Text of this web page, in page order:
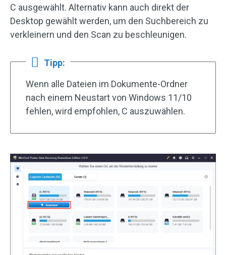
C ausgewählt. Alternativ kann auch direkt der
Desktop gewählt werden, um den Suchbereich zu
verkleinern und den Scan zu beschleunigen.
Tipp:
Wenn alle Dateien im Dokumente-Ordner
nach einem Neustart von Windows 11/10
fehlen, wird empfohlen, C auszuwählen.